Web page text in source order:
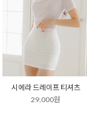
시에라 드레이프 티셔츠
29,000원